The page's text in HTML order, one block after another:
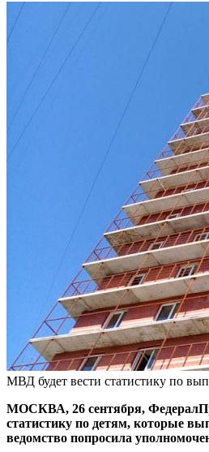
МВД будет вести статистику по
МОСКВА, 26 сентября,
статистику по детям, которые
ведомство попросила